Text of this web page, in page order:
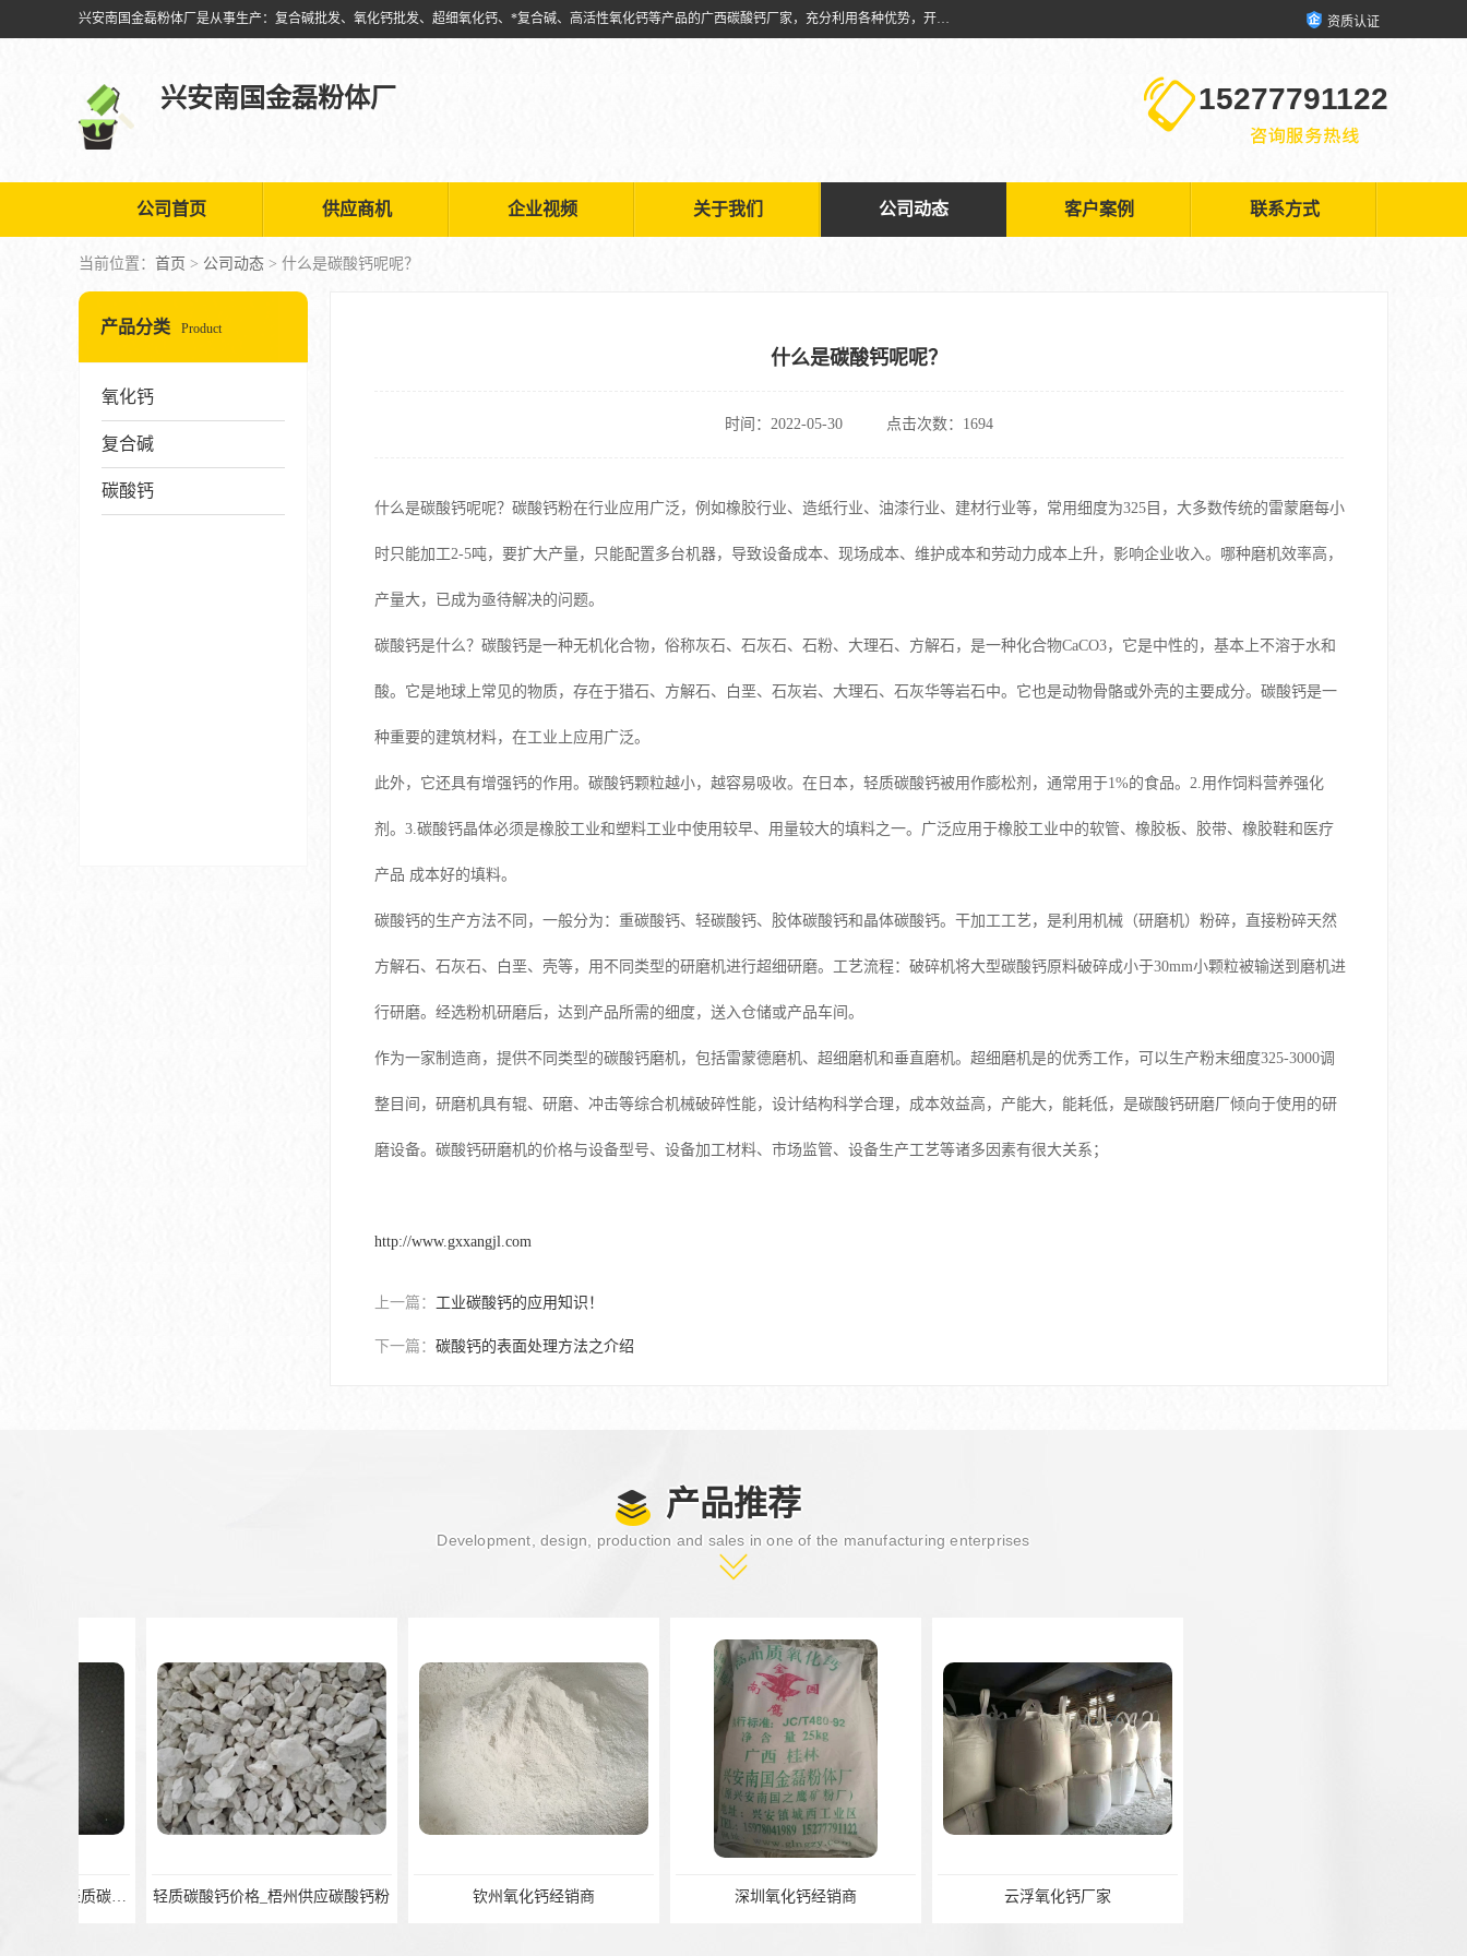
兴安南国金磊粉体厂是从事生产：复合碱批发、氧化钙批发、超细氧化钙、*复合碱、高活性氧化钙等产品的广西碳酸钙厂家，充分利用各种优势，开拓创新，逐步建立了现代企业管理体系，科学.规范的生产体系，严谨的产品质量控制体系，完备的产品质量检验体系。 资质认证
兴安南国金磊粉体厂 15277791122
公司首页 供应商机 企业视频 关于我们 公司动态 客户案例 联系方式
当前位置： 首页 > 公司动态 > 什么是碳酸钙呢呢？
产品分类 Product
氧化钙
复合碱
碳酸钙
什么是碳酸钙呢呢？
时间：2022-05-30 点击次数：1694
什么是碳酸钙呢呢？碳酸钙粉在行业应用广泛，例如橡胶行业、造纸行业、油漆行业、建材行业等，常用细度为325目，大多数传统的雷蒙磨每小
时只能加工2-5吨，要扩大产量，只能配置多台机器，导致设备成本、现场成本、维护成本和劳动力成本上升，影响企业收入。哪种磨机效率高，
产量大，已成为亟待解决的问题。
碳酸钙是什么？碳酸钙是一种无机化合物，俗称灰石、石灰石、石粉、大理石、方解石，是一种化合物CaCO3，它是中性的，基本上不溶于水和
酸。它是地球上常见的物质，存在于猎石、方解石、白垩、石灰岩、大理石、石灰华等岩石中。它也是动物骨骼或外壳的主要成分。碳酸钙是一
种重要的建筑材料，在工业上应用广泛。
此外，它还具有增强钙的作用。碳酸钙颗粒越小，越容易吸收。在日本，轻质碳酸钙被用作膨松剂，通常用于1%的食品。2.用作饲料营养强化
剂。3.碳酸钙晶体必须是橡胶工业和塑料工业中使用较早、用量较大的填料之一。广泛应用于橡胶工业中的软管、橡胶板、胶带、橡胶鞋和医疗
产品 成本好的填料。
碳酸钙的生产方法不同，一般分为：重碳酸钙、轻碳酸钙、胶体碳酸钙和晶体碳酸钙。干加工工艺，是利用机械（研磨机）粉碎，直接粉碎天然
方解石、石灰石、白垩、壳等，用不同类型的研磨机进行超细研磨。工艺流程：破碎机将大型碳酸钙原料破碎成小于30mm小颗粒被输送到磨机进
行研磨。经选粉机研磨后，达到产品所需的细度，送入仓储或产品车间。
作为一家制造商，提供不同类型的碳酸钙磨机，包括雷蒙德磨机、超细磨机和垂直磨机。超细磨机是的优秀工作，可以生产粉末细度325-3000调
整目间，研磨机具有辊、研磨、冲击等综合机械破碎性能，设计结构科学合理，成本效益高，产能大，能耗低，是碳酸钙研磨厂倾向于使用的研
磨设备。碳酸钙研磨机的价格与设备型号、设备加工材料、市场监管、设备生产工艺等诸多因素有很大关系；
http://www.gxxangjl.com
上一篇： 工业碳酸钙的应用知识！
下一篇： 碳酸钙的表面处理方法之介绍
产品推荐
Development, design, production and sales in one of the manufacturing enterprises
轻质碳酸钙价格_梧州供应碳酸钙粉 钦州氧化钙经销商 深圳氧化钙经销商 云浮氧化钙厂家